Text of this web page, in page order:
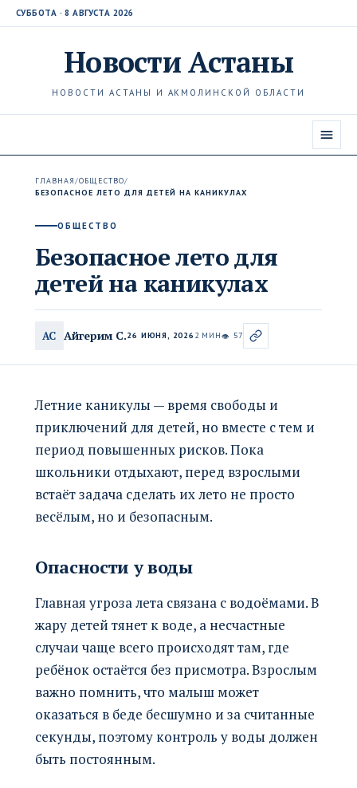
СУББОТА · 8 АВГУСТА 2026
НовостиАстаны
НОВОСТИ АСТАНЫ И АКМОЛИНСКОЙ ОБЛАСТИ
ГЛАВНАЯ/ОБЩЕСТВО/
БЕЗОПАСНОЕ ЛЕТО ДЛЯ ДЕТЕЙ НА КАНИКУЛАХ
ОБЩЕСТВО
Безопасное лето для
детей на каникулах
АС Айгерим С.26 ИЮНЯ, 2026 2 МИН👁 57
Летние каникулы — время свободы и
приключений для детей, но вместе с тем и
период повышенных рисков. Пока
школьники отдыхают, перед взрослыми
встаёт задача сделать их лето не просто
весёлым, но и безопасным.
Опасности у воды
Главная угроза лета связана с водоёмами. В
жару детей тянет к воде, а несчастные
случаи чаще всего происходят там, где
ребёнок остаётся без присмотра. Взрослым
важно помнить, что малыш может
оказаться в беде бесшумно и за считанные
секунды, поэтому контроль у воды должен
быть постоянным.